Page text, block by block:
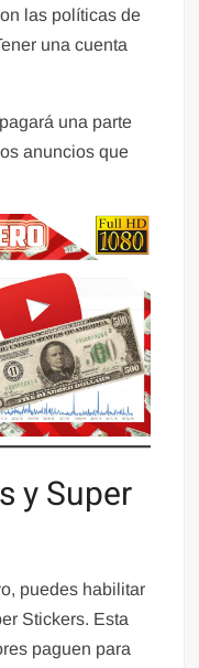
las políticas de
una cuenta
una parte
anuncios que
y Super
puedes habilitar
Stickers. Esta
paguen para